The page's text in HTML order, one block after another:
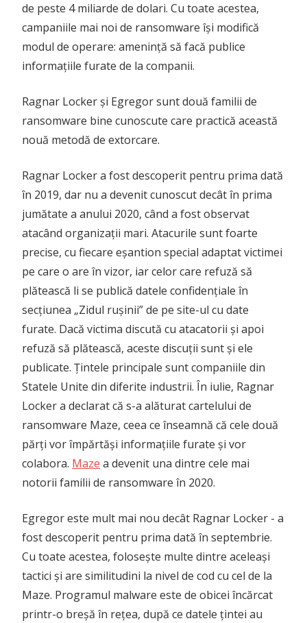
de peste 4 miliarde de dolari. Cu toate acestea,
campaniile mai noi de ransomware își modifică
modul de operare: amenință să facă publice
informațiile furate de la companii.
Ragnar Locker și Egregor sunt două familii de
ransomware bine cunoscute care practică această
nouă metodă de extorcare.
Ragnar Locker a fost descoperit pentru prima dată
în 2019, dar nu a devenit cunoscut decât în ​​prima
jumătate a anului 2020, când a fost observat
atacând organizații mari. Atacurile sunt foarte
precise, cu fiecare eșantion special adaptat victimei
pe care o are în vizor, iar celor care refuză să
plătească li se publică datele confidențiale în
secțiunea „Zidul rușinii” de pe site-ul cu date
furate. Dacă victima discută cu atacatorii și apoi
refuză să plătească, aceste discuții sunt și ele
publicate. Țintele principale sunt companiile din
Statele Unite din diferite industrii. În iulie, Ragnar
Locker a declarat că s-a alăturat cartelului de
ransomware Maze, ceea ce înseamnă că cele două
părți vor împărtăși informațiile furate și vor
colabora. Maze a devenit una dintre cele mai
notorii familii de ransomware în 2020.
Egregor este mult mai nou decât Ragnar Locker - a
fost descoperit pentru prima dată în septembrie.
Cu toate acestea, folosește multe dintre aceleași
tactici și are similitudini la nivel de cod cu cel de la
Maze. Programul malware este de obicei încărcat
printr-o breșă în rețea, după ce datele țintei au